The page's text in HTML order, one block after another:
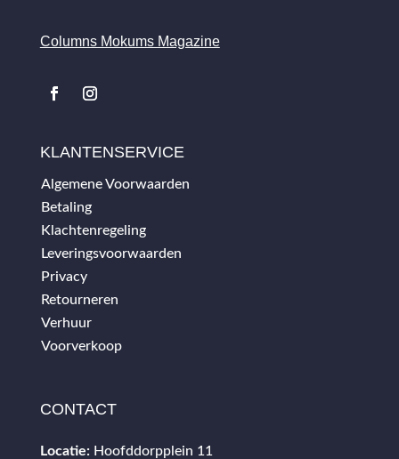
Columns Mokums Magazine
KLANTENSERVICE
Algemene Voorwaarden
Betaling
Klachtenregeling
Leveringsvoorwaarden
Privacy
Retourneren
Verhuur
Voorverkoop
CONTACT
Locatie: Hoofddorpplein 11